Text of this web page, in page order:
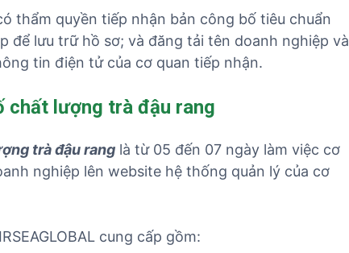
thẩm quyền tiếp nhận bản công bố tiêu chuẩn
để lưu trữ hồ sơ; và đăng tải tên doanh nghiệp và
tin điện tử của cơ quan tiếp nhận.
chất lượng trà đậu rang
trà đậu rang là từ 05 đến 07 ngày làm việc cơ
nghiệp lên website hệ thống quản lý của cơ
cung cấp gồm: